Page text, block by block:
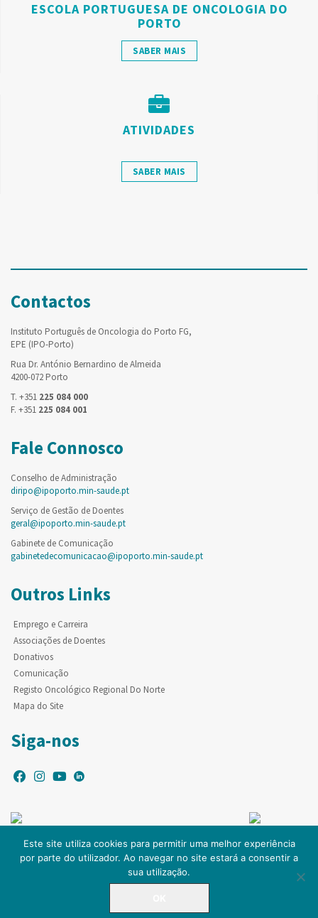
ESCOLA PORTUGUESA DE ONCOLOGIA DO
PORTO
SABER MAIS
ATIVIDADES
SABER MAIS
Contactos
Instituto Português de Oncologia do Porto FG,
EPE (IPO-Porto)
Rua Dr. António Bernardino de Almeida
4200-072 Porto
T. +351 225 084 000
F. +351 225 084 001
Fale Connosco
Conselho de Administração
diripo@ipoporto.min-saude.pt
Serviço de Gestão de Doentes
geral@ipoporto.min-saude.pt
Gabinete de Comunicação
gabinetedecomunicacao@ipoporto.min-saude.pt
Outros Links
Emprego e Carreira
Associações de Doentes
Donativos
Comunicação
Registo Oncológico Regional Do Norte
Mapa do Site
Siga-nos
© Copyright IPO-PORTO. Todos os direitos reservados.
Este site utiliza cookies para permitir uma melhor experiência
por parte do utilizador. Ao navegar no site estará a consentir a
sua utilização.